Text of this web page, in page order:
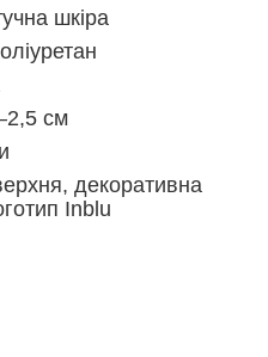
шкіра
см
декоративна
Inblu